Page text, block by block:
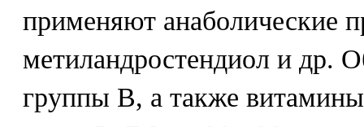
применяют анаболические
метиландростендиол и др.
группы В, а также